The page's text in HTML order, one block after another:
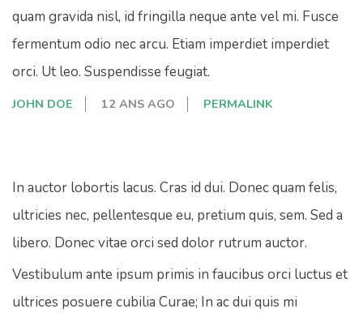
quam gravida nisl, id fringilla neque ante vel mi. Fusce
fermentum odio nec arcu. Etiam imperdiet imperdiet
orci. Ut leo. Suspendisse feugiat.
JOHN DOE 12 ANS AGO PERMALINK
In auctor lobortis lacus. Cras id dui. Donec quam felis,
ultricies nec, pellentesque eu, pretium quis, sem. Sed a
libero. Donec vitae orci sed dolor rutrum auctor.
Vestibulum ante ipsum primis in faucibus orci luctus et
ultrices posuere cubilia Curae; In ac dui quis mi